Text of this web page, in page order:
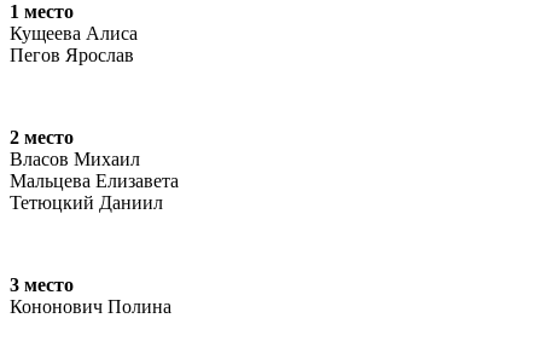
1 место
Кущеева Алиса
Пегов Ярослав
2 место
Власов Михаил
Мальцева Елизавета
Тетюцкий Даниил
3 место
Кононович Полина